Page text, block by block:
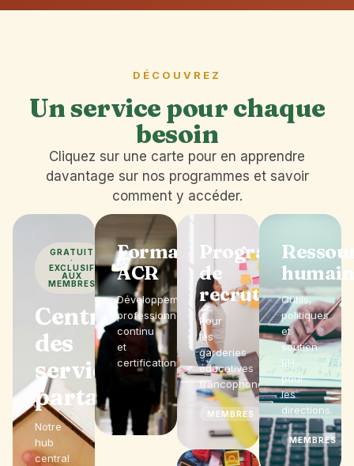
DÉCOUVREZ
Un service pour chaque
besoin
Cliquez sur une carte pour en apprendre
davantage sur nos programmes et savoir
comment y accéder.
GRATUIT
·
EXCLUSIF
AUX
MEMBRES
Centre
des
services
partagés
Notre
hub
central
Formations
ACR
Développement
professionnel
continu
et
certifications.
Programme
de
recrutement
Pour
les
garderies
éducatives
francophones.
MEMBRES
Outils,
politiques
et
soutien
RH
pour
les
directions.
MEMBRES